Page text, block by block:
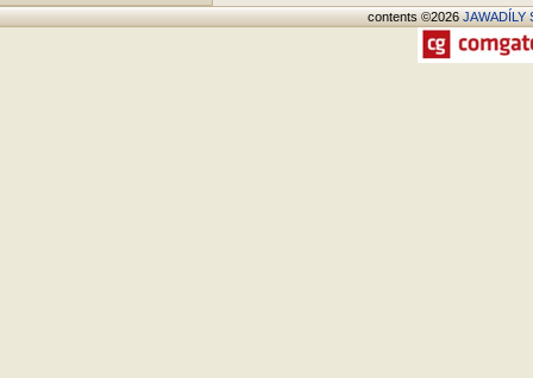
contents ©2026JAWADÍLY